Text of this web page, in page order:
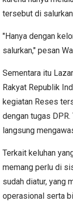
tersebut di
"Hanya dengan
salurkan," pesan
Sementara itu
Rakyat Republik
kegiatan Reses
dengan tugas DPR.
langsung
Terkait keluhan
memang perlu di
sudah diatur, yang
operasional serta